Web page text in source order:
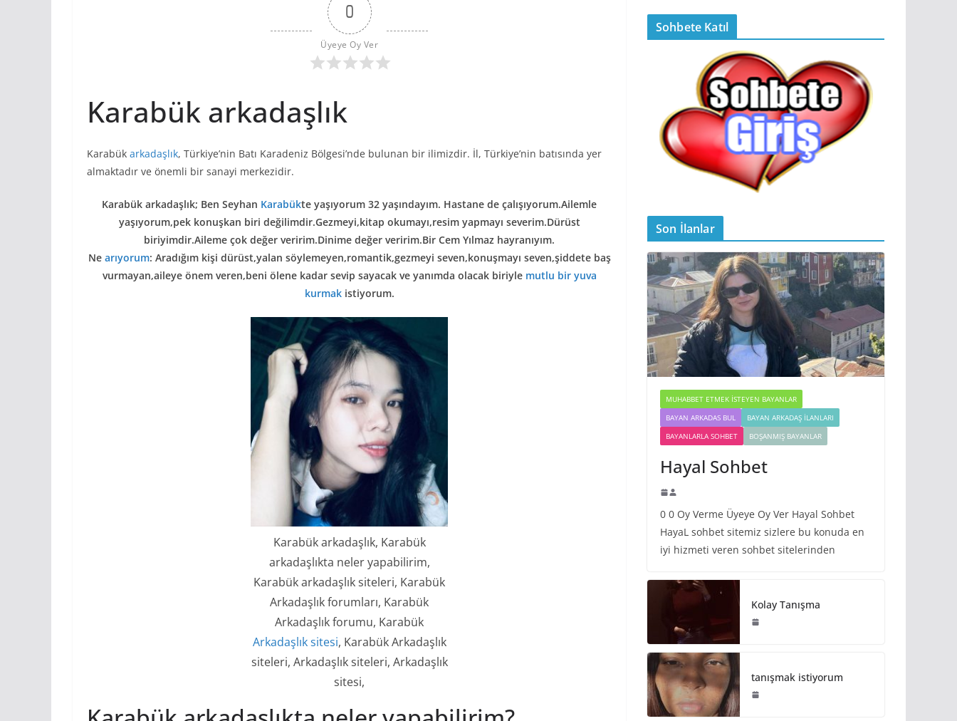
0
Üyeye Oy Ver
Karabük arkadaşlık
Karabük arkadaşlık, Türkiye’nin Batı Karadeniz Bölgesi’nde bulunan bir ilimizdir. İl, Türkiye’nin batısında yer
almaktadır ve önemli bir sanayi merkezidir.
Karabük arkadaşlık; Ben Seyhan Karabükte yaşıyorum 32 yaşındayım. Hastane de çalışıyorum.Ailemle
yaşıyorum,pek konuşkan biri değilimdir.Gezmeyi,kitap okumayı,resim yapmayı severim.Dürüst
biriyimdir.Aileme çok değer veririm.Dinime değer veririm.Bir Cem Yılmaz hayranıyım.
Ne arıyorum: Aradığım kişi dürüst,yalan söylemeyen,romantik,gezmeyi seven,konuşmayı seven,şiddete baş
vurmayan,aileye önem veren,beni ölene kadar sevip sayacak ve yanımda olacak biriyle mutlu bir yuva
kurmakistiyorum.
Karabük arkadaşlık, Karabük
arkadaşlıkta neler yapabilirim,
Karabük arkadaşlık siteleri, Karabük
Arkadaşlık forumları, Karabük
Arkadaşlık forumu, Karabük
Arkadaşlık sitesi, Karabük Arkadaşlık
siteleri, Arkadaşlık siteleri, Arkadaşlık
sitesi,
Sohbete Katıl
Son İlanlar
MUHABBET ETMEK İSTEYEN BAYANLAR
BAYAN ARKADAS BUL
BAYAN ARKADAŞ İLANLARI
BAYANLARLA SOHBET
BOŞANMIŞ BAYANLAR
Hayal Sohbet
0 0 Oy Verme Üyeye Oy Ver Hayal Sohbet
HayaL sohbet sitemiz sizlere bu konuda en
iyi hizmeti veren sohbet sitelerinden
Kolay Tanışma
tanışmak istiyorum